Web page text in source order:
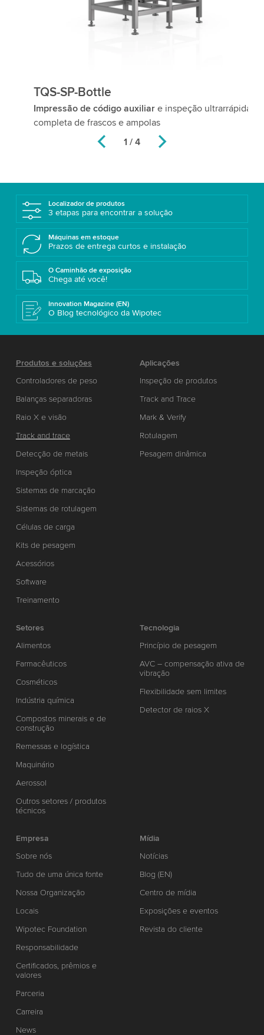
2 / 4
TQS-SP-Bottle
Impressão de código auxiliare inspeção ultrarrápida e
completa de frascos e ampolas
Localizador de produtos
3 etapas para encontrar a solução
Máquinas em estoque
Prazos de entrega curtos e instalação
O Caminhão de exposição
Chega até você!
Innovation Magazine (EN)
O Blog tecnológico da Wipotec
Produtos e soluções
Controladores de peso
Balanças separadoras
Raio X e visão
Track and trace
Detecção de metais
Inspeção óptica
Sistemas de marcação
Sistemas de rotulagem
Células de carga
Kits de pesagem
Acessórios
Software
Treinamento
Aplicações
Inspeção de produtos
Track and Trace
Mark & Verify
Rotulagem
Pesagem dinâmica
Setores
Alimentos
Farmacêuticos
Cosméticos
Indústria química
Compostos minerais e de
construção
Remessas e logística
Maquinário
Aerossol
Outros setores / produtos
técnicos
Tecnologia
Princípio de pesagem
AVC – compensação ativa de
vibração
Flexibilidade sem limites
Detector de raios X
Empresa
Sobre nós
Tudo de uma única fonte
Nossa Organização
Locais
Wipotec Foundation
Responsabilidade
Certificados, prêmios e
valores
Parceria
Carreira
News
Mídia
Notícias
Blog (EN)
Centro de mídia
Exposições e eventos
Revista do cliente